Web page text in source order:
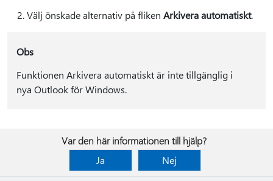
Välj önskade alternativ på fliken Arkivera automatiskt.
Obs
Funktionen Arkivera automatiskt är inte tillgänglig i
nya Outlook för Windows.
Var den här informationen till hjälp?
Ja
Nej